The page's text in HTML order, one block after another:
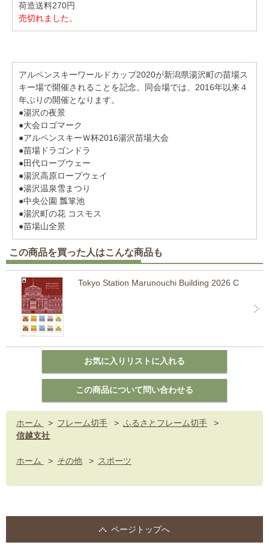
荷造送料270円
売切れました。
アルペンスキーワールドカップ2020が新潟県湯沢町の苗場ス
キー場で開催されることを記念。同会場では、2016年以来４
年ぶりの開催となります。
●湯沢の夜景
●大会ロゴマーク
●アルペンスキーＷ杯2016湯沢苗場大会
●苗場ドラゴンドラ
●田代ロープウェー
●湯沢高原ロープウェイ
●湯沢温泉雪まつり
●中央公園 瓢箪池
●湯沢町の花 コスモス
●苗場山全景
この商品を買った人はこんな商品も
Tokyo Station Marunouchi Building 2026 C
ホーム > フレーム切手 > ふるさとフレーム切手
>
信越支社
ホーム > その他 > スポーツ
ページトップへ